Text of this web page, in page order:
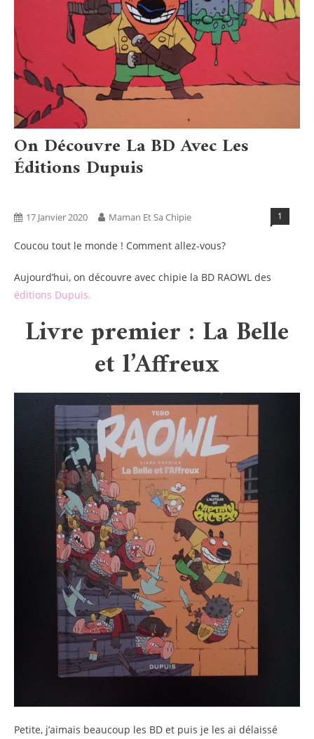
On Découvre La BD Avec Les
Éditions Dupuis
17 Janvier 2020 Maman Et Sa Chipie 1
Coucou tout le monde ! Comment allez-vous?
Aujourd’hui, on découvre avec chipie la BD RAOWL des
éditions Dupuis.
Livre premier : La Belle
et l’Affreux
Petite, j’aimais beaucoup les BD et puis je les ai délaissé